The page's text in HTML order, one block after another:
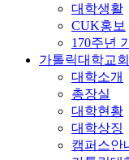
대학생활
CUK홍보
170주년
가톨릭대학교
대학소개
총장실
대학현황
대학상징
캠퍼스안